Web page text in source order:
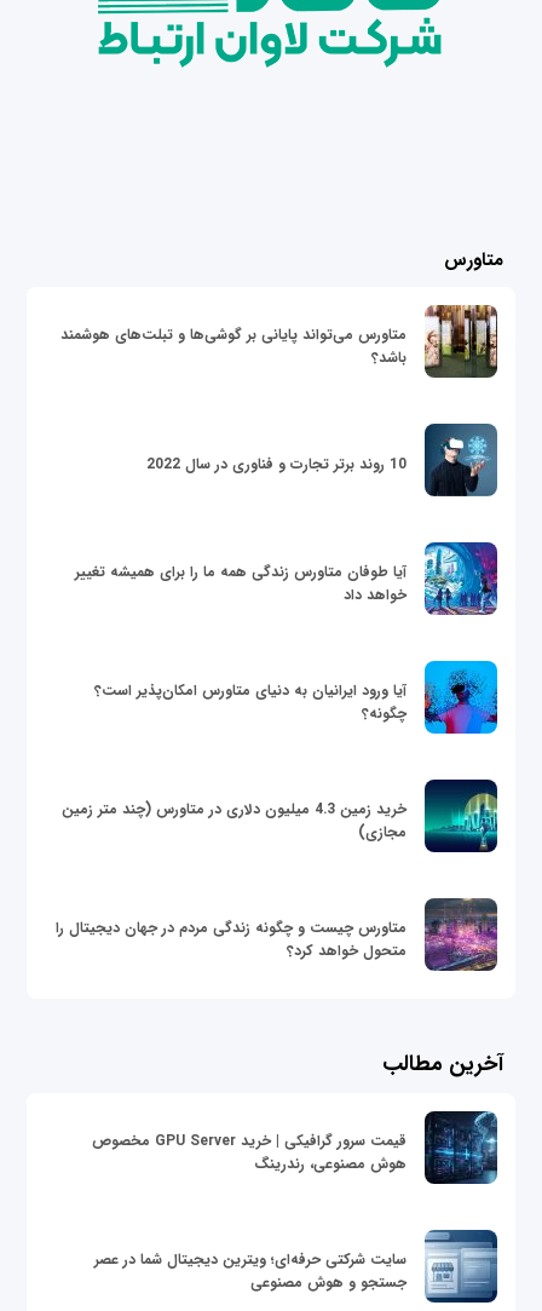
متاورس
متاورس می‌تواند پایانی بر گوشی‌ها و تبلت‌های هوشمند
باشد؟
10 روند برتر تجارت و فناوری در سال 2022
آیا طوفان متاورس زندگی همه ما را برای همیشه تغییر
خواهد داد
آیا ورود ایرانیان به دنیای متاورس امکان‌پذیر است؟
چگونه؟
خرید زمین 4.3 میلیون دلاری در متاورس (چند متر زمین
مجازی)
متاورس چیست و چگونه زندگی مردم در جهان دیجیتال را
متحول خواهد کرد؟
آخرین مطالب
قیمت سرور گرافیکی | خرید GPU Server مخصوص
هوش مصنوعی، رندرینگ
سایت شرکتی حرفه‌ای؛ ویترین دیجیتال شما در عصر
جستجو و هوش مصنوعی